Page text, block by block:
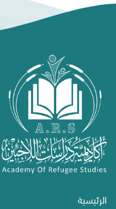
الرئيسية